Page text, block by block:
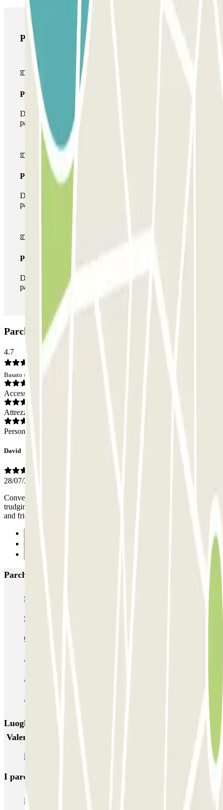
Prodotti di Parclick
Pass unico
Durante il tuo soggiorno potrai entrare e uscire dal
parcheggio una sola volta
Pass multiparking
Durante il tuo soggiorno potrai usufruire dell'intera rete di
parcheggi disponibili su Parclick.
Pass illlimitato
Durante il tuo soggiorno potrai entrare e uscire dal
parcheggio tutte le volte che vorrai.
Parcheggio Valencia Centro: Opinioni
4.7
Basato su 1 opinioni
Accesso
Attrezzatura
Personale
David
28/07/2026
Conveniently situated, easy to find using satnav. Elevator instead of
trudging up stairs in the heat. Toilet facilities. Staff were very helpful
and friendly. Like all parking, drive carefully, it can feel little tight.
Parcheggi più popolari a Valencia
SABA Estación Valencia - Joaquín Sorolla
SABA Estación Valencia Nord
Garaje Pechina
APK2 Tráfico AVE - Jerónimo Muñoz
APK2 Abastos - Navarro Llorens
APK2 Hospital General Universitario Valencia
Luoghi ed eventi che potrebbero interessarti vicino a
Valencia Centro
Parcheggi all'Aeroporto di Valencia - Manises (VLC)
I parcheggi
Parcheggio Venezia